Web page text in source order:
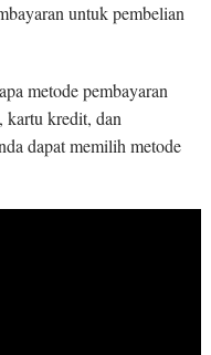
untuk pembelian
metode pembayaran
kartu kredit, dan
dapat memilih metode